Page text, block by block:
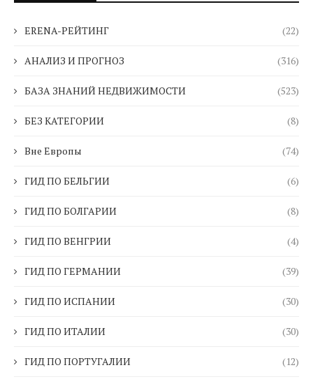
ERENA-РЕЙТИНГ (22)
АНАЛИЗ И ПРОГНОЗ (316)
БАЗА ЗНАНИЙ НЕДВИЖИМОСТИ (523)
БЕЗ КАТЕГОРИИ (8)
Вне Европы (74)
ГИД ПО БЕЛЬГИИ (6)
ГИД ПО БОЛГАРИИ (8)
ГИД ПО ВЕНГРИИ (4)
ГИД ПО ГЕРМАНИИ (39)
ГИД ПО ИСПАНИИ (30)
ГИД ПО ИТАЛИИ (30)
ГИД ПО ПОРТУГАЛИИ (12)